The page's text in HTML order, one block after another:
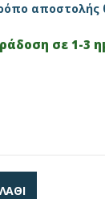
αποστολής
σε 1-3